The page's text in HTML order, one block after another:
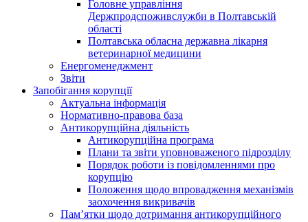
Головне управління
Держпродспоживслужби в Полтавській
області
Полтавська обласна державна лікарня
ветеринарної медицини
Енергоменеджмент
Звіти
Запобігання корупції
Актуальна інформація
Нормативно-правова база
Антикорупційна діяльність
Антикорупційна програма
Плани та звіти уповноваженого підрозділу
Порядок роботи із повідомленнями про
корупцію
Положення щодо впровадження механізмів
заохочення викривачів
Пам’ятки щодо дотримання антикорупційного